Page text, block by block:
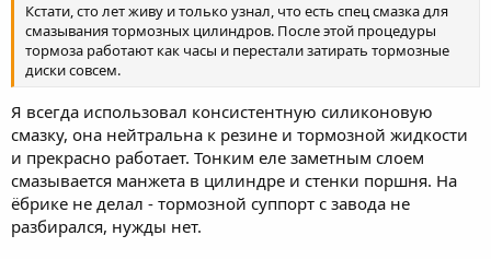
Кстати, сто лет живу и только узнал, что есть спец смазка для
смазывания тормозных цилиндров. После этой процедуры
тормоза работают как часы и перестали затирать тормозные
диски совсем.
Я всегда использовал консистентную силиконовую
смазку, она нейтральна к резине и тормозной жидкости
и прекрасно работает. Тонким еле заметным слоем
смазывается манжета в цилиндре и стенки поршня. На
ёбрике не делал - тормозной суппорт с завода не
разбирался, нужды нет.